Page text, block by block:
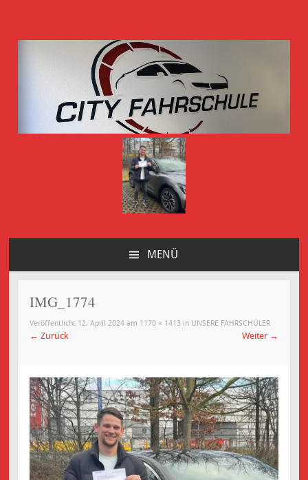
City-Fahrschule
Göttingen
MENÜ
IMG_1774
Veröffentlicht 12. April 2024 am 1170 × 1413 in UNSERE FAHRSCHÜLER
← Zurück Weiter →